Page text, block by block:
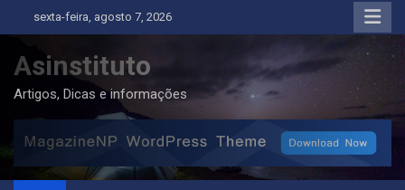
to
content
sexta-feira, agosto 7, 2026
Asinstituto
Artigos, Dicas e informações